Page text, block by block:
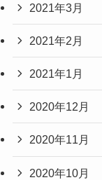
2021年3月
2021年2月
2021年1月
2020年12月
2020年11月
2020年10月